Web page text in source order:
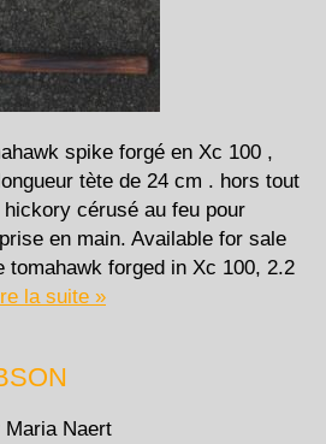
spike forgé en Xc 100 ,
tète de 24 cm . hors tout
cérusé au feu pour
en main. Available for sale
tomahawk forged in Xc 100, 2.2
la suite »
Maria Naert